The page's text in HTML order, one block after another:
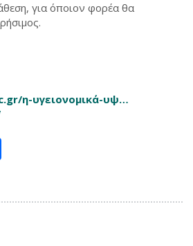
για όποιον φορέα θα
η-υγειονομικά-υψ…